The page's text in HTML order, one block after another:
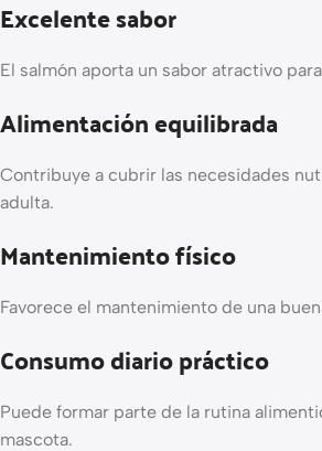
Excelente sabor
El salmón aporta un sabor atractivo
Alimentación equilibrada
Contribuye a cubrir las necesidades
adulta.
Mantenimiento físico
Favorece el mantenimiento de una
Consumo diario práctico
Puede formar parte de la rutina
mascota.